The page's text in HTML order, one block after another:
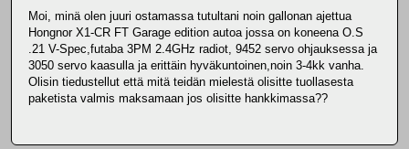
Moi, minä olen juuri ostamassa tutultani noin gallonan ajettua
Hongnor X1-CR FT Garage edition autoa jossa on koneena O.S
.21 V-Spec,futaba 3PM 2.4GHz radiot, 9452 servo ohjauksessa ja
3050 servo kaasulla ja erittäin hyväkuntoinen,noin 3-4kk vanha.
Olisin tiedustellut että mitä teidän mielestä olisitte tuollasesta
paketista valmis maksamaan jos olisitte hankkimassa??